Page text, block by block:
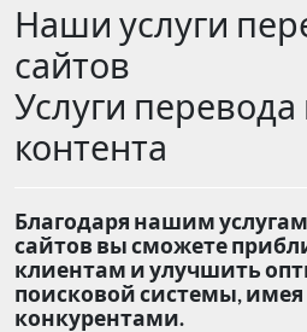
Наши услуги
сайтов
Услуги перевода
контента
Благодаря нашим
сайтов вы сможете
клиентам и улучшить
поисковой системы,
конкурентами.